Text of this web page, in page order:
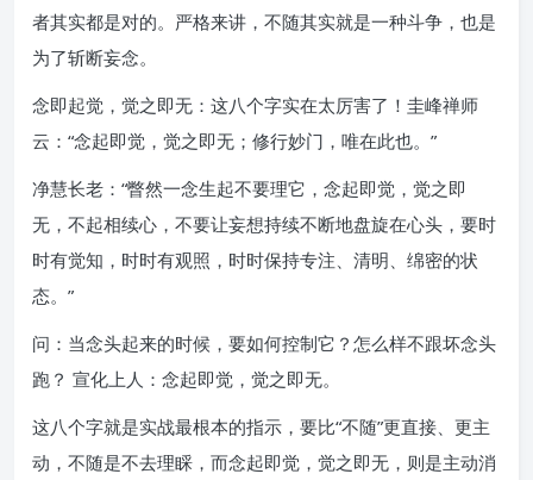
者其实都是对的。严格来讲，不随其实就是一种斗争，也是
为了斩断妄念。
念即起觉，觉之即无：这八个字实在太厉害了！圭峰禅师
云：“念起即觉，觉之即无；修行妙门，唯在此也。”
净慧长老：“瞥然一念生起不要理它，念起即觉，觉之即
无，不起相续心，不要让妄想持续不断地盘旋在心头，要时
时有觉知，时时有观照，时时保持专注、清明、绵密的状
态。”
问：当念头起来的时候，要如何控制它？怎么样不跟坏念头
跑？ 宣化上人：念起即觉，觉之即无。
这八个字就是实战最根本的指示，要比“不随”更直接、更主
动，不随是不去理睬，而念起即觉，觉之即无，则是主动消